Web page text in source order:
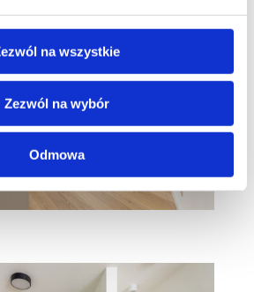
na wszystkie
Zezwól na wybór
Odmowa